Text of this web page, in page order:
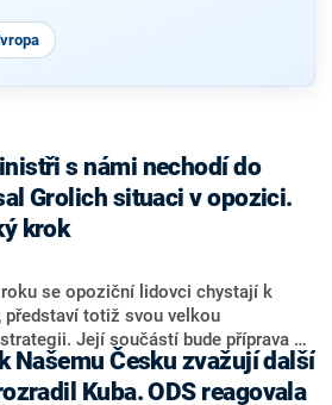
s námi nechodí do
Grolich situaci v opozici.
krok
se opoziční lidovci chystají k
představí totiž svou velkou
Její součástí bude příprava na
řekl ve středu na setkání s novináři
Jan Grolich. Ten zároveň v
Kuba. ODS reagovala